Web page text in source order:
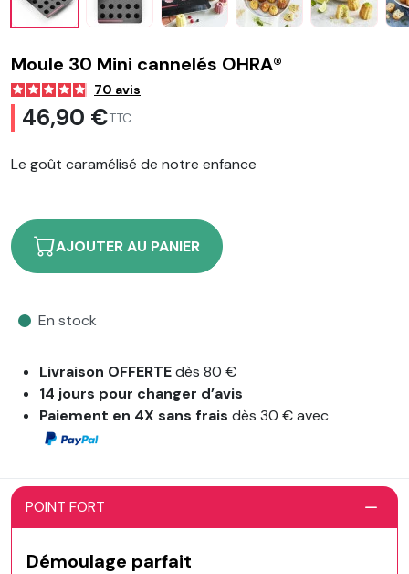
Moule 30 Mini cannelés OHRA®
70 avis
46,90 €TTC
Le goût caramélisé de notre enfance
AJOUTER AU PANIER
En stock
Livraison OFFERTEdès 80 €
14 jours pour changer d’avis
Paiement en 4X sans fraisdès 30 € avec
POINT FORT
Démoulage parfait